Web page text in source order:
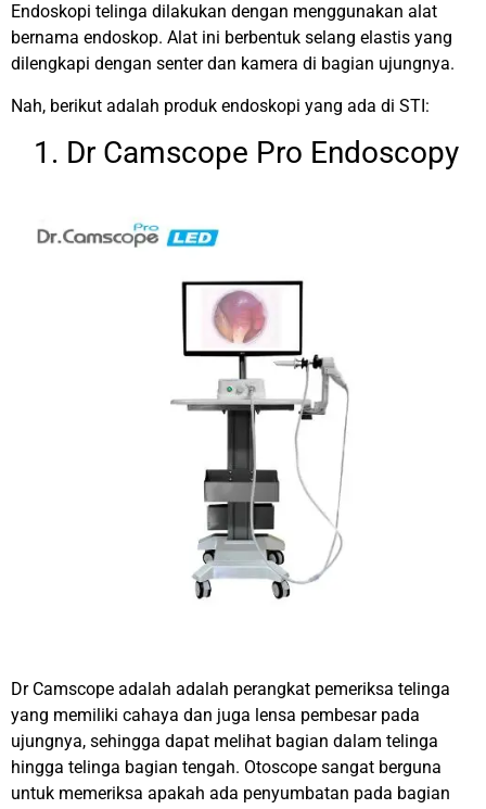
Endoskopi telinga dilakukan dengan menggunakan alat
bernama endoskop. Alat ini berbentuk selang elastis yang
dilengkapi dengan senter dan kamera di bagian ujungnya.
Nah, berikut adalah produk endoskopi yang ada di STI:
1. Dr Camscope Pro Endoscopy
Dr Camscope adalah adalah perangkat pemeriksa telinga
yang memiliki cahaya dan juga lensa pembesar pada
ujungnya, sehingga dapat melihat bagian dalam telinga
hingga telinga bagian tengah. Otoscope sangat berguna
untuk memeriksa apakah ada penyumbatan pada bagian